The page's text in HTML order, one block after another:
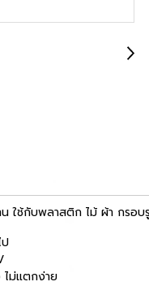
ใช้กับพลาสติก ไม้ ผ้า กรอ
ม่แตกง่าย